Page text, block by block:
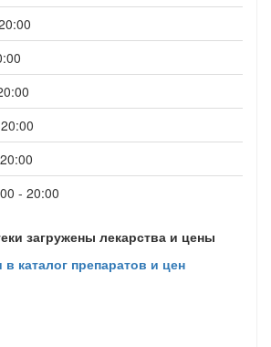
- 20:00
загружены лекарства и цены
в каталог препаратов и цен